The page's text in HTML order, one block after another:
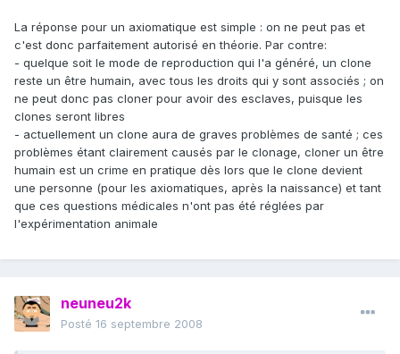
La réponse pour un axiomatique est simple : on ne peut pas et
c'est donc parfaitement autorisé en théorie. Par contre:
- quelque soit le mode de reproduction qui l'a généré, un clone
reste un être humain, avec tous les droits qui y sont associés ; on
ne peut donc pas cloner pour avoir des esclaves, puisque les
clones seront libres
- actuellement un clone aura de graves problèmes de santé ; ces
problèmes étant clairement causés par le clonage, cloner un être
humain est un crime en pratique dès lors que le clone devient
une personne (pour les axiomatiques, après la naissance) et tant
que ces questions médicales n'ont pas été réglées par
l'expérimentation animale
neuneu2k
Posté 16 septembre 2008